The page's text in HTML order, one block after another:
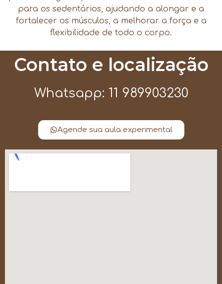
para os sedentários, ajudando a alongar e a
fortalecer os músculos, a melhorar a força e a
flexibilidade de todo o corpo.
Contato e localização
Whatsapp: 11 989903230
Agende sua aula experimental